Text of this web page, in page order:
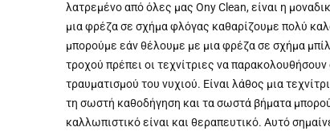
λατρεμένο από όλες μας Ony Clean, είναι η
μια φρέζα σε σχήμα φλόγας καθαρίζουμε πολύ
μπορούμε εάν θέλουμε με μια φρέζα σε σχήμα
τροχού πρέπει οι τεχνίτριες να
τραυματισμού του νυχιού. Είναι λάθος μια
τη σωστή καθοδήγηση και τα σωστά βήματα
καλλωπιστικό είναι και θεραπευτικό. Αυτό